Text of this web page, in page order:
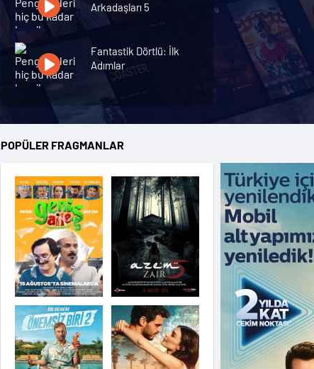
Arkadaşları 5
Fantastik Dörtlü: İlk
Adımlar
Silahlar
Kulyas 2: Zikr-i Ayin
Önemsiz Biri 2
Jurassic World:
Yeniden Doğuş
POPÜLER FRAGMANLAR